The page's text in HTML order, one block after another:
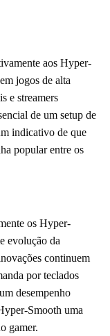
aos Hyper-
jogos de alta
e streamers
de um setup de
indicativo de que
popular entre os
os Hyper-
evolução da
continuem
por teclados
desempenho
Smooth uma
gamer.